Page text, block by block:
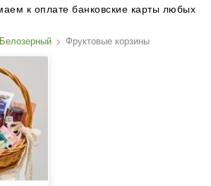
к оплате банковские карты любых
Фруктовые корзины